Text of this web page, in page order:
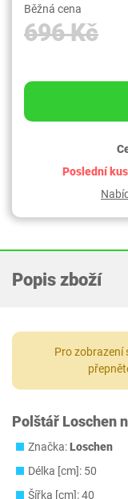
Běžná cena
696 Kč
Poslední
Popis zboží
Pro zobrazení
Polštář Loschen
Značka:Loschen
Délka [cm]: 50
Šířka [cm]: 40